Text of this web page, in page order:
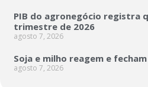
PIB do agronegócio registra
trimestre de 2026
agosto 7, 2026
Soja e milho reagem e
agosto 7, 2026